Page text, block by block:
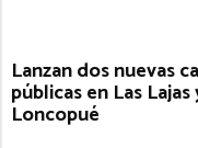
Lanzan dos nuevas
públicas en Las Lajas
Loncopué